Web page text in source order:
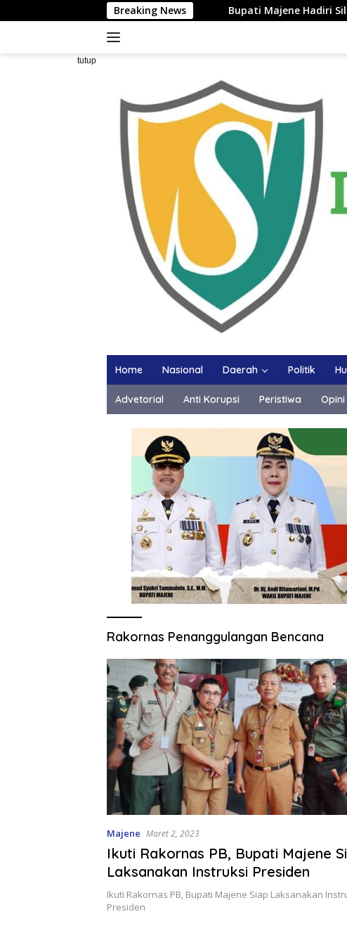
ke
Breaking News
Bupati Majene Hadiri Silaturahim dan
tutup
Home Nasional Daerah Politik
Advetorial Anti Korupsi Peristiwa Opini
Rakornas Penanggulangan Bencana
Majene Maret 2, 2023
Ikuti Rakornas PB, Bupati Majene
Laksanakan Instruksi Presiden
Ikuti Rakornas PB, Bupati Majene Siap Laksanakan
Presiden